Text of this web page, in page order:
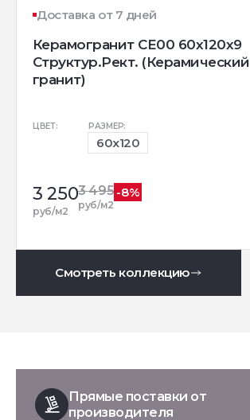
Доставка от 7 дней
Керамогранит CE00 60x120x9
Структур.Рект. (Керамический
гранит)
ЦВЕТ: РАЗМЕР:
60x120
3 250
руб/м2
3 495
руб/м2
-8%
Смотреть коллекцию
Прямые поставки от
производителя